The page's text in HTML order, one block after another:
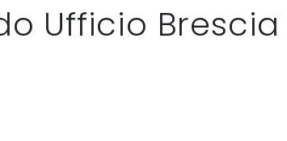
Ufficio Brescia